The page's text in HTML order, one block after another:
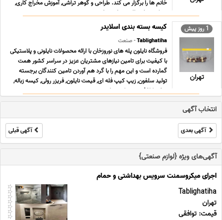
خانم ها را برگزار می کند. طراحى و گوهر تراشی, آموزش مخراج کاری,
مدرک دیپلم طلا و جواهر سازی ... ...
1 روز پیش
تهران
کیسه بسته بندی اسلایدر
Tablighatiha- صنعت
فروشگاه نایلون پله های نوروزخان با ارائه محصولات نایلونی و پلاستیکی
با کیفیت برای تامین نیازهای مشتریان عزیز در سراسر کشور همت
گمارده است و این مهم را با گرد هم آوردن تامین کنندگان برجسته
تولید سلفون, زیپ کیپ فله ای, قیمت نایلون, فریزر رولی, کیسه زباله,
سفره کاغذی, زیپ کیپ پلاستی ... ...
انتخاب آگهی
آگهی بعدی آگهی قبلی
آگهی‌های ویژه {لوازم صنعتی}
اجرای میکروسمنت سرویس بهداشتی و حمام
Tablighatiha
تهران
قیمت: توافقی